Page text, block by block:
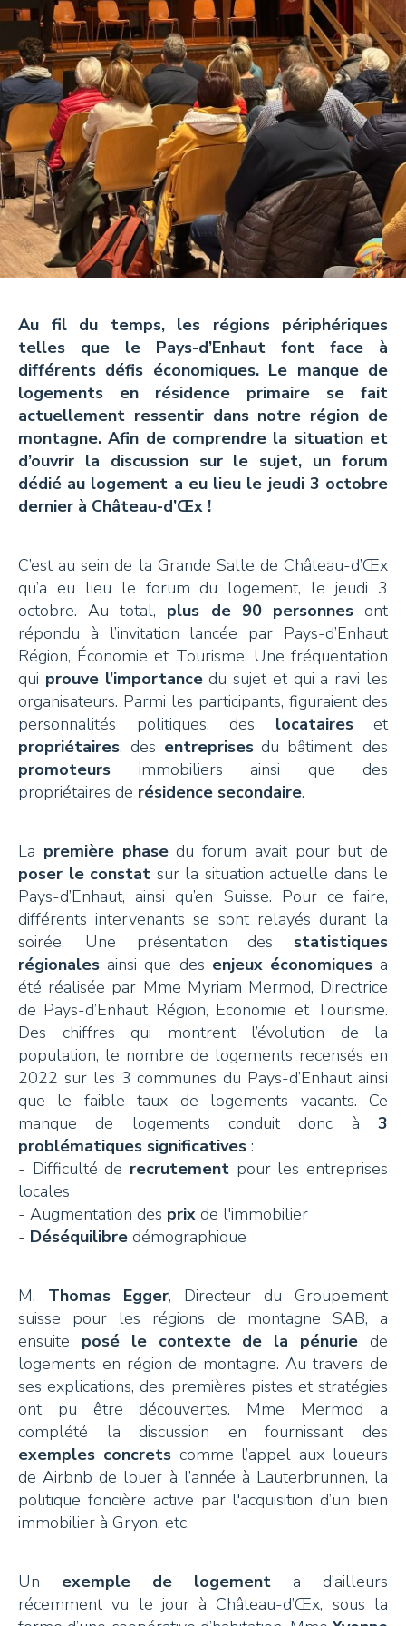
Hydrolats et Huiles
Miel et autres douceurs
Ambassadeurs
CONTACT
Pays-d’Enhaut Région,
Économie et Tourisme
Place du Village 6,
1660 Château-d’Œx
+41 26 924 25 25
info@pays-denhaut.ch
S'INSCRIRE
NOUS SUIVRE
Au fil du temps, les régions périphériques
telles que le Pays-d’Enhaut font face à
différents défis économiques. Le manque de
logements en résidence primaire se fait
actuellement ressentir dans notre région de
montagne. Afin de comprendre la situation et
d’ouvrir la discussion sur le sujet, un forum
dédié au logement a eu lieu le jeudi 3 octobre
dernier à Château-d’Œx !
C’est au sein de la Grande Salle de Château-d’Œx
qu’a eu lieu le forum du logement, le jeudi 3
octobre. Au total, plus de 90 personnesont
répondu à l’invitation lancée par Pays-d’Enhaut
Région, Économie et Tourisme. Une fréquentation
qui prouve l’importancedu sujet et qui a ravi les
organisateurs. Parmi les participants, figuraient des
personnalités politiques, des locataires et
propriétaires, des entreprisesdu bâtiment, des
promoteurs immobiliers ainsi que des
propriétaires de résidence secondaire.
La première phasedu forum avait pour but de
poser le constat sur la situation actuelle dans le
Pays-d’Enhaut, ainsi qu’en Suisse. Pour ce faire,
différents intervenants se sont relayés durant la
soirée. Une présentation des statistiques
régionales ainsi que des enjeux économiquesa
été réalisée par Mme Myriam Mermod, Directrice
de Pays-d’Enhaut Région, Economie et Tourisme.
Des chiffres qui montrent l’évolution de la
population, le nombre de logements recensés en
2022 sur les 3 communes du Pays-d’Enhaut ainsi
que le faible taux de logements vacants. Ce
manque de logements conduit donc à 3
problématiques significatives :
- Difficulté de recrutement pour les entreprises
locales
- Augmentation des prix de l'immobilier
- Déséquilibre démographique
M. Thomas Egger, Directeur du Groupement
suisse pour les régions de montagne SAB, a
ensuite posé le contexte de la pénuriede
logements en région de montagne. Au travers de
ses explications, des premières pistes et stratégies
ont pu être découvertes. Mme Mermod a
complété la discussion en fournissant des
exemples concretscomme l’appel aux loueurs
de Airbnb de louer à l’année à Lauterbrunnen, la
politique foncière active par l'acquisition d’un bien
immobilier à Gryon, etc.
Un exemple de logement a d’ailleurs
récemment vu le jour à Château-d’Œx, sous la